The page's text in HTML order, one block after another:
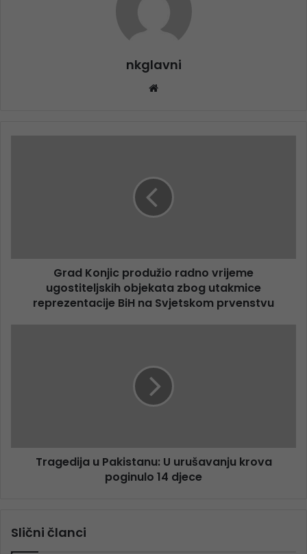
nkglavni
Grad Konjic produžio radno vrijeme
ugostiteljskih objekata zbog utakmice
reprezentacije BiH na Svjetskom prvenstvu
Tragedija u Pakistanu: U urušavanju krova
poginulo 14 djece
Slični članci